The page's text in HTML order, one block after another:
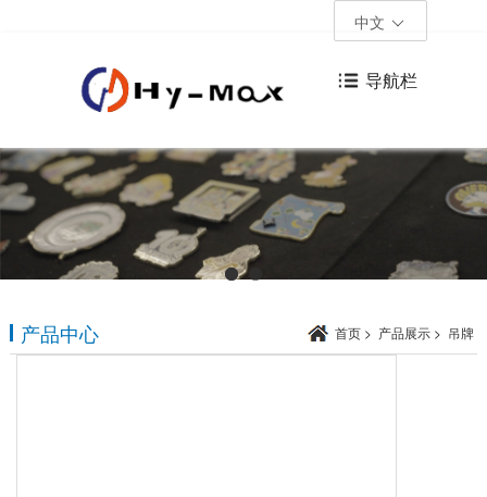
中文
导航栏
产品中心 首页 > 产品展示 > 吊牌